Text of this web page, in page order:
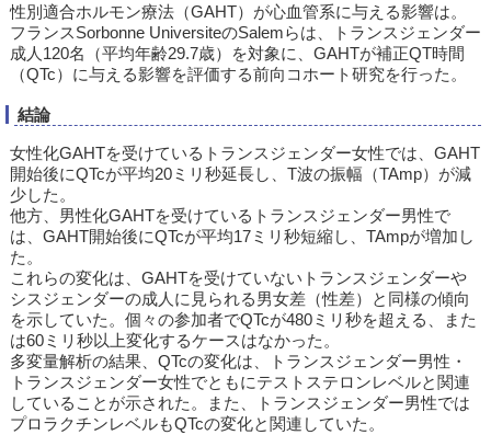
性別適合ホルモン療法（GAHT）が心血管系に与える影響は。
フランスSorbonne UniversiteのSalemらは、トランスジェンダー
成人120名（平均年齢29.7歳）を対象に、GAHTが補正QT時間
（QTc）に与える影響を評価する前向コホート研究を行った。
結論
女性化GAHTを受けているトランスジェンダー女性では、GAHT
開始後にQTcが平均20ミリ秒延長し、T波の振幅（TAmp）が減
少した。
他方、男性化GAHTを受けているトランスジェンダー男性で
は、GAHT開始後にQTcが平均17ミリ秒短縮し、TAmpが増加し
た。
これらの変化は、GAHTを受けていないトランスジェンダーや
シスジェンダーの成人に見られる男女差（性差）と同様の傾向
を示していた。個々の参加者でQTcが480ミリ秒を超える、また
は60ミリ秒以上変化するケースはなかった。
多変量解析の結果、QTcの変化は、トランスジェンダー男性・
トランスジェンダー女性でともにテストステロンレベルと関連
していることが示された。また、トランスジェンダー男性では
プロラクチンレベルもQTcの変化と関連していた。